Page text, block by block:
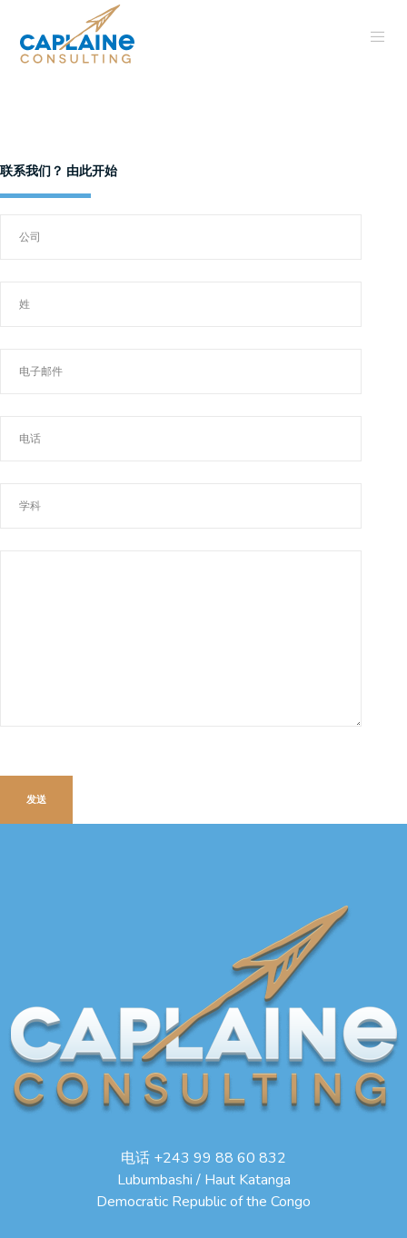
联系我们？ 由此开始
电话 +243 99 88 60 832
Lubumbashi / Haut Katanga
Democratic Republic of the Congo